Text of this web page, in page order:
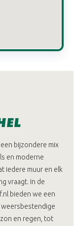
bijzondere mix
en moderne
iedere muur en elk
vraagt. In de
bieden we een
weersbestendige
en regen, tot